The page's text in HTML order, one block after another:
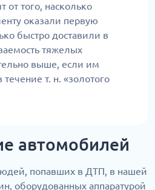
от того, насколько
оказали первую
быстро доставили в
тяжелых
выше, если им
т. н. «золотого
автомобилей
попавших в ДТП, в нашей
оборудованных аппаратурой